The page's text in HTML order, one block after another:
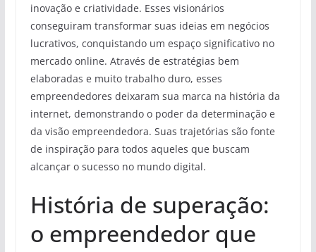
inovação e criatividade. Esses visionários
conseguiram transformar suas ideias em negócios
lucrativos, conquistando um espaço significativo no
mercado online. Através de estratégias bem
elaboradas e muito trabalho duro, esses
empreendedores deixaram sua marca na história da
internet, demonstrando o poder da determinação e
da visão empreendedora. Suas trajetórias são fonte
de inspiração para todos aqueles que buscam
alcançar o sucesso no mundo digital.
História de superação:
o empreendedor que